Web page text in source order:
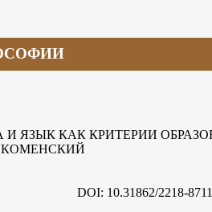
И ЯЗЫК КАК КРИТЕРИИ
КОМЕНСКИЙ
DOI: 10.31862/2218-